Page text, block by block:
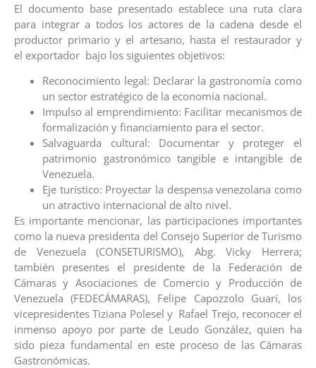
El documento base presentado establece una ruta clara
para integrar a todos los actores de la cadena desde el
productor primario y el artesano, hasta el restaurador y
el exportador bajo los siguientes objetivos:
Reconocimiento legal: Declarar la gastronomía como
un sector estratégico de la economía nacional.
Impulso al emprendimiento: Facilitar mecanismos de
formalización y financiamiento para el sector.
Salvaguarda cultural: Documentar y proteger el
patrimonio gastronómico tangible e intangible de
Venezuela.
Eje turístico: Proyectar la despensa venezolana como
un atractivo internacional de alto nivel.
Es importante mencionar, las participaciones importantes
como la nueva presidenta del Consejo Superior de Turismo
de Venezuela (CONSETURISMO), Abg. Vicky Herrera;
también presentes el presidente de la Federación de
Cámaras y Asociaciones de Comercio y Producción de
Venezuela (FEDECÁMARAS), Felipe Capozzolo Guarí, los
vicepresidentes Tiziana Polesel y Rafael Trejo, reconocer el
inmenso apoyo por parte de Leudo González, quien ha
sido pieza fundamental en este proceso de las Cámaras
Gastronómicas.